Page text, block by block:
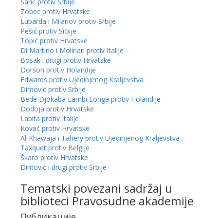
Zobec protiv Hrvatske
Lubarda i Milanov protiv Srbije
Pešić protiv Srbije
Topić protiv Hrvatske
Di Martino i Molinari protiv Italije
Bosak i drugi protiv Hrvatske
Dorson protiv Holandije
Edwards protiv Ujedinjenog Kraljevstva
Dimović protiv Srbije
Bede Djokaba Lambi Longa protiv Holandije
Dodoja protiv Hrvatske
Labita protiv Italije
Kovač protiv Hrvatske
Al-Khawaja i Tahery protiv Ujedinjenog Kraljevstva
Taxquet protiv Belgije
Škaro protiv Hrvatske
Dimović i drugi protiv Srbije
Tematski povezani sadržaj u
biblioteci Pravosudne akademije